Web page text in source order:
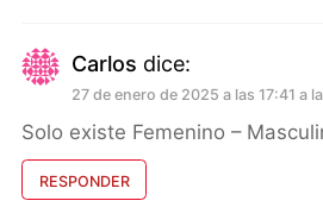
Carlos dice:
27 de enero de 2025 a las 17:41 a
Solo existe Femenino –
RESPONDER